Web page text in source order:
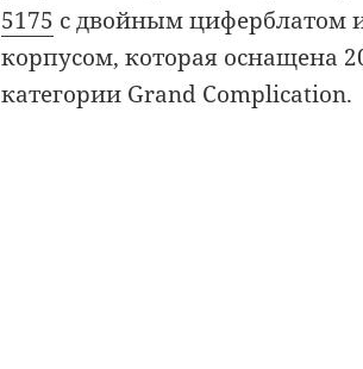
5175 с двойным циферблатом
корпусом, которая
категории Grand Complication.